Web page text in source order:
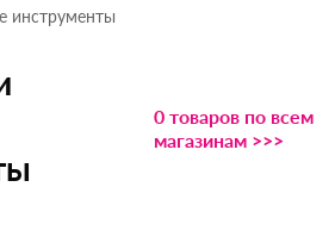
инструменты
0 товаров по всем
магазинам >>>